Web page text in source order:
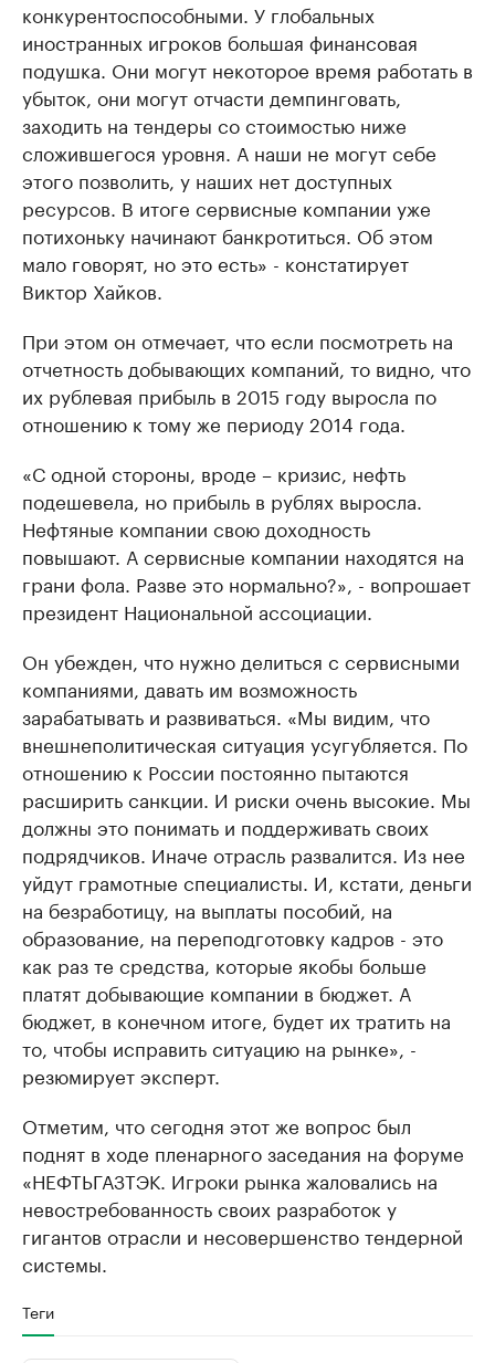
конкурентоспособными. У глобальных
иностранных игроков большая финансовая
подушка. Они могут некоторое время работать в
убыток, они могут отчасти демпинговать,
заходить на тендеры со стоимостью ниже
сложившегося уровня. А наши не могут себе
этого позволить, у наших нет доступных
ресурсов. В итоге сервисные компании уже
потихоньку начинают банкротиться. Об этом
мало говорят, но это есть» - констатирует
Виктор Хайков.
При этом он отмечает, что если посмотреть на
отчетность добывающих компаний, то видно, что
их рублевая прибыль в 2015 году выросла по
отношению к тому же периоду 2014 года.
«С одной стороны, вроде – кризис, нефть
подешевела, но прибыль в рублях выросла.
Нефтяные компании свою доходность
повышают. А сервисные компании находятся на
грани фола. Разве это нормально?», - вопрошает
президент Национальной ассоциации.
Он убежден, что нужно делиться с сервисными
компаниями, давать им возможность
зарабатывать и развиваться. «Мы видим, что
внешнеполитическая ситуация усугубляется. По
отношению к России постоянно пытаются
расширить санкции. И риски очень высокие. Мы
должны это понимать и поддерживать своих
подрядчиков. Иначе отрасль развалится. Из нее
уйдут грамотные специалисты. И, кстати, деньги
на безработицу, на выплаты пособий, на
образование, на переподготовку кадров - это
как раз те средства, которые якобы больше
платят добывающие компании в бюджет. А
бюджет, в конечном итоге, будет их тратить на
то, чтобы исправить ситуацию на рынке», -
резюмирует эксперт.
Отметим, что сегодня этот же вопрос был
поднят в ходе пленарного заседания на форуме
«НЕФТЬГАЗТЭК. Игроки рынка жаловались на
невостребованность своих разработок у
гигантов отрасли и несовершенство тендерной
системы.
Теги